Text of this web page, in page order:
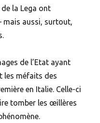
la Lega ont
mais aussi, surtout,
de l’Etat ayant
les méfaits des
en Italie. Celle-ci
tomber les œillères